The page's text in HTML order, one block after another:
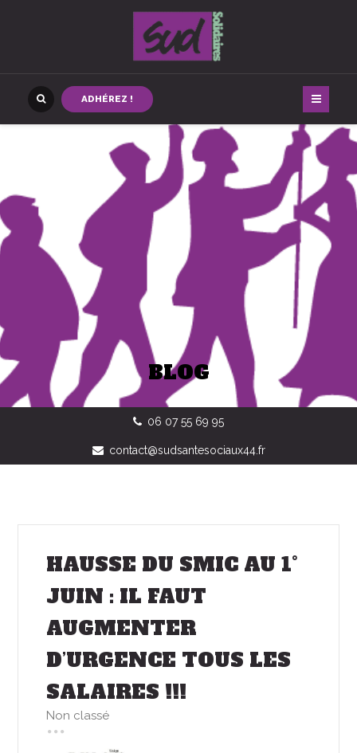
ADHÉREZ !
BLOG
06 07 55 69 95
contact@sudsantesociaux44.fr
HAUSSE DU SMIC AU 1°
JUIN : IL FAUT
AUGMENTER
D’URGENCE TOUS LES
SALAIRES !!!
Non classé